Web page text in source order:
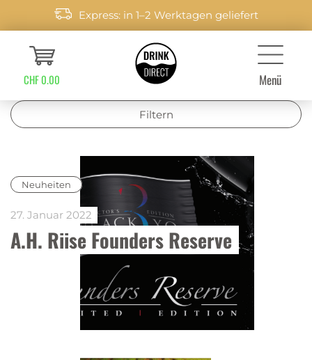
Express: in 1–2 Werktagen geliefert
CHF 0.00 Menü
Filtern
Neuheiten
A.H. Riise Founders Reserve
27. Januar 2022